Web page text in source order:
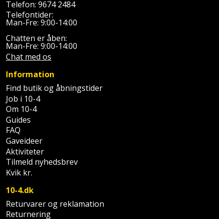
Sternbeklædning
Tag
og
tagplader
Terrassebrædder
Terrasseopklodsning
Tråd
til
byggeri
Træ
Vinduer
Palleløfter
Polsøger
Profilsaks
Reb
og
snor
Renseservietter
og
wipes
Sækkelukker
Saks
Industristøvsuger
Kantfræser
Kantlimer
Kantlimertilbehør
Kap-
og
geringssav
Kerneboremaskine
Klammepistol
Klippeværktøj
Kombokit
Højbede
Hylder
Jagt
og
fritid
Jul
Kaffe
Klæbesøm
Køkkenudstyr
Telefon: 9674 2484
Telefontider:
Man-Fre: 9:00-14:00
Chatten er åben:
Man-Fre: 9:00-14:00
Chat med os
Information
Find butik og åbningstider
Job i 10-4
Om 10-4
Guides
FAQ
Gaveideer
Aktiviteter
Tilmeld nyhedsbrev
Kvik kr.
10-4.dk
Returvarer og reklamation
Returnering